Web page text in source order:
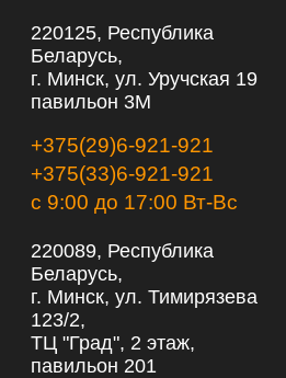
220125, Республика
Беларусь,
г. Минск, ул. Уручская 19
павильон 3М
+375(29)6-921-921
+375(33)6-921-921
с 9:00 до 17:00 Вт-Вс
220089, Республика
Беларусь,
г. Минск, ул. Тимирязева
123/2,
ТЦ "Град", 2 этаж,
павильон 201